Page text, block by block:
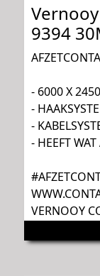
Vernooy
9394
- 6000 X
-
-
- HEEFT
VERNOOY